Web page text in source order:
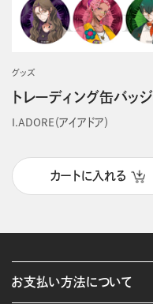
グッズ
トレーディング缶バッジ
I.ADORE（アイアドア）
カートに入れる
お支払い方法について